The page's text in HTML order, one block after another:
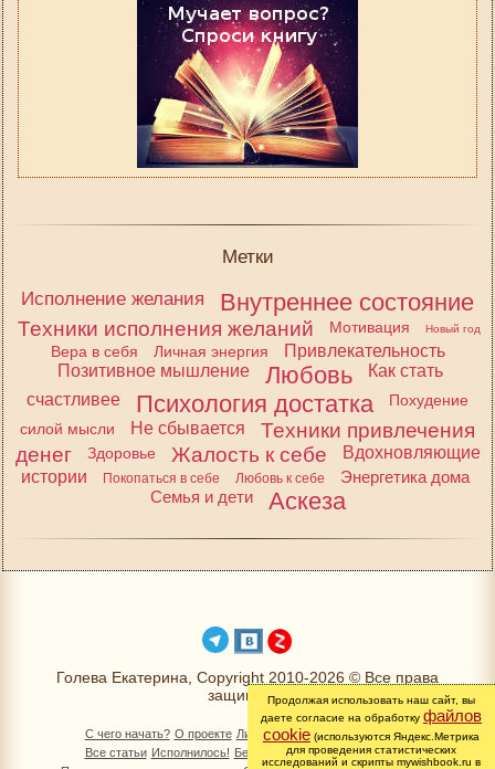
Метки
Исполнение желания
Внутреннее состояние
Техники исполнения желаний Мотивация Новый год
Вера в себя Личная энергия
Привлекательность
Позитивное мышление
Любовь
Как стать
счастливее
Психология достатка
Похудение
силой мысли
Не сбывается
Техники привлечения
денег
Здоровье Жалость к себе
Вдохновляющие
истории
Покопаться в себе Любовь к себе
Энергетика дома
Семья и дети
Аскеза
Голева Екатерина, Copyright 2010-2026 © Все права
защищены
С чего начать? О проекте Личный раздел Книга Желаний
Все статьи Исполнилось! Бесплатно! Изменимся вместе
Продолжая использовать наш сайт, вы
даете согласие на обработку файлов
cookie (используются Яндекс.Метрика
для проведения статистических
исследований и скрипты mywishbook.ru в